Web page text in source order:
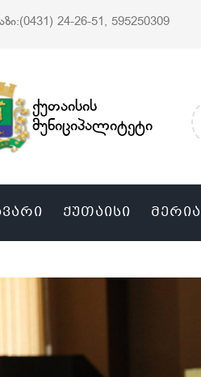
24-26-51, 595250309
ქუთაისის
მუნიციპალიტეტი
ᲥᲣᲗᲐᲘᲡᲘ ᲛᲔᲠᲘᲐ